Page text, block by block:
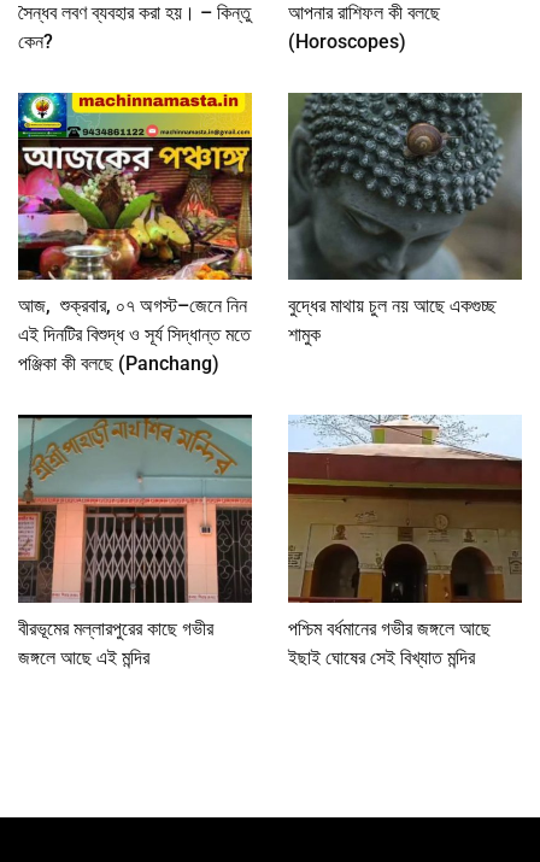
সৈন্ধব লবণ ব্যবহার করা হয়। – কিন্তু
কেন?
আপনার রাশিফল কী বলছে
(Horoscopes)
আজ, শুক্রবার, ০৭ অগস্ট–জেনে নিন
এই দিনটির বিশুদ্ধ ও সূর্য সিদ্ধান্ত মতে
পঞ্জিকা কী বলছে (Panchang)
বুদ্ধের মাথায় চুল নয় আছে একগুচ্ছ
শামুক
বীরভূমের মল্লারপুরের কাছে গভীর
জঙ্গলে আছে এই মন্দির
পশ্চিম বর্ধমানের গভীর জঙ্গলে আছে
ইছাই ঘোষের সেই বিখ্যাত মন্দির